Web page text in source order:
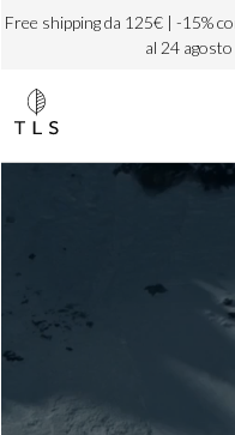
Free shipping da 125€ | -15%
al 24